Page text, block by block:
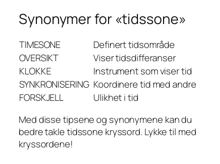
Synonymer for «tidssone»
TIMESONE
Definert tidsområde
OVERSIKT
Viser tidsdifferanser
KLOKKE
Instrument som viser tid
SYNKRONISERING Koordinere tid med andre
FORSKJELL
Ulikhet i tid
Med disse tipsene og synonymene kan du
bedre takle tidssone kryssord. Lykke til med
kryssordene!